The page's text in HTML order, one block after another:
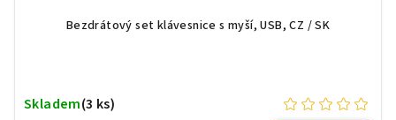
Bezdrátový set klávesnice s myší, USB, CZ / SK
Skladem(3 ks)